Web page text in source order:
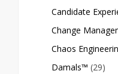
Candidate
Change
Chaos
Damals™ (29)